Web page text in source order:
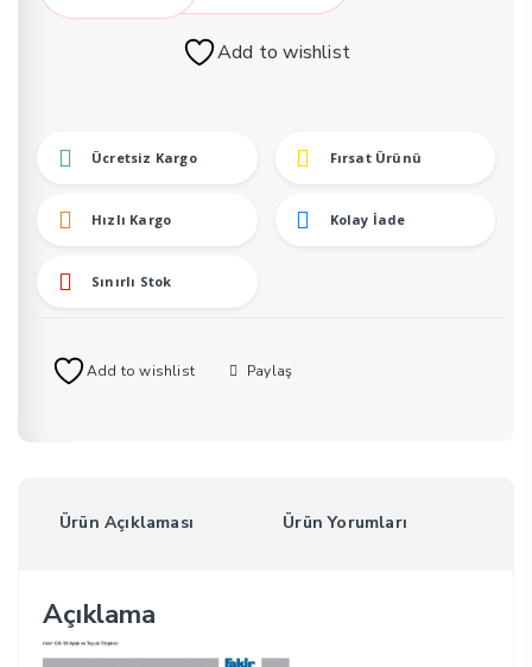
adet
Add to wishlist
Ücretsiz Kargo Fırsat Ürünü
Hızlı Kargo Kolay İade
Sınırlı Stok
Add to wishlist Paylaş
Ürün Açıklaması Ürün Yorumları
Açıklama